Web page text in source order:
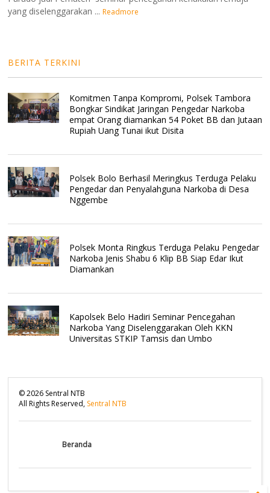
yang diselenggarakan ... Readmore
BERITA TERKINI
Komitmen Tanpa Kompromi, Polsek Tambora
Bongkar Sindikat Jaringan Pengedar Narkoba
empat Orang diamankan 54 Poket BB dan Jutaan
Rupiah Uang Tunai ikut Disita
Polsek Bolo Berhasil Meringkus Terduga Pelaku
Pengedar dan Penyalahguna Narkoba di Desa
Nggembe
Polsek Monta Ringkus Terduga Pelaku Pengedar
Narkoba Jenis Shabu 6 Klip BB Siap Edar Ikut
Diamankan
Kapolsek Belo Hadiri Seminar Pencegahan
Narkoba Yang Diselenggarakan Oleh KKN
Universitas STKIP Tamsis dan Umbo
©2026 Sentral NTB
All Rights Reserved, Sentral NTB
Beranda